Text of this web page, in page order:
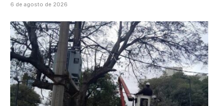
6 de agosto de 2026